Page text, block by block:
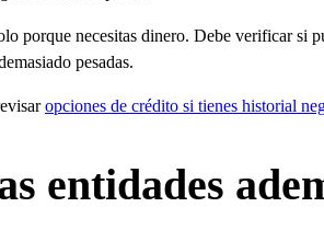
porque necesitas dinero. Debe verificar si
pesadas.
opciones de crédito si tienes historial
entidades